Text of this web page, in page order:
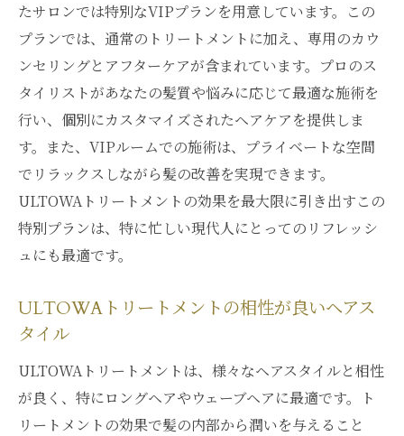
たサロンでは特別なVIPプランを用意しています。この
プランでは、通常のトリートメントに加え、専用のカウ
ンセリングとアフターケアが含まれています。プロのス
タイリストがあなたの髪質や悩みに応じて最適な施術を
行い、個別にカスタマイズされたヘアケアを提供しま
す。また、VIPルームでの施術は、プライベートな空間
でリラックスしながら髪の改善を実現できます。
ULTOWAトリートメントの効果を最大限に引き出すこの
特別プランは、特に忙しい現代人にとってのリフレッシ
ュにも最適です。
ULTOWAトリートメントの相性が良いヘアス
タイル
ULTOWAトリートメントは、様々なヘアスタイルと相性
が良く、特にロングヘアやウェーブヘアに最適です。ト
リートメントの効果で髪の内部から潤いを与えること